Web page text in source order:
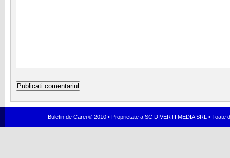
Buletin de Carei ® 2010 • Proprietate a SC DIVERTI MEDIA SRL •